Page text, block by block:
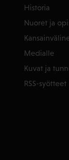
Historia
Nuoret ja
Medialle
Kuvat ja
RSS-syötteet